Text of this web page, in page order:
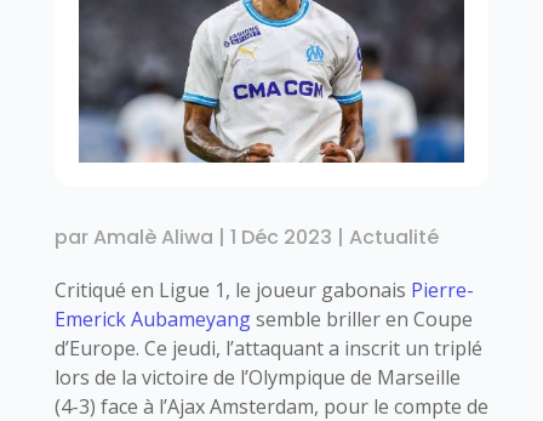
parAmalè Aliwa | 1 Déc 2023 | Actualité
Critiqué en Ligue 1, le joueur gabonais Pierre-
Emerick Aubameyangsemble briller en Coupe
d’Europe. Ce jeudi, l’attaquant a inscrit un triplé
lors de la victoire de l’Olympique de Marseille
(4-3) face à l’Ajax Amsterdam, pour le compte de